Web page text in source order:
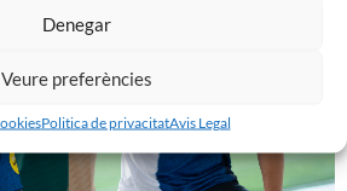
Denegar
Veure preferències
Politica de privacitatAvis Legal